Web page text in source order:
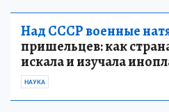
Над СССР военные
пришельцев: как
искала и изучала
НАУКА